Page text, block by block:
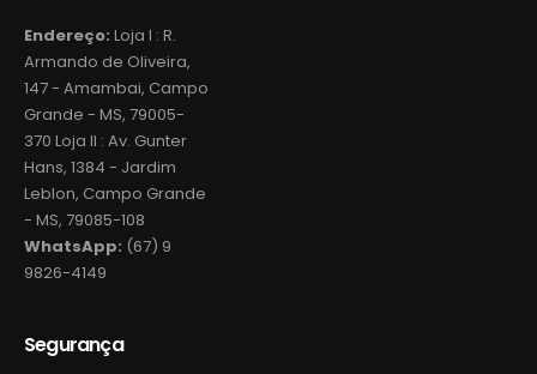
Endereço: Loja I : R.
Armando de Oliveira,
147 - Amambai, Campo
Grande - MS, 79005-
370 Loja II : Av. Gunter
Hans, 1384 - Jardim
Leblon, Campo Grande
- MS, 79085-108
WhatsApp: (67) 9
9826-4149
Segurança